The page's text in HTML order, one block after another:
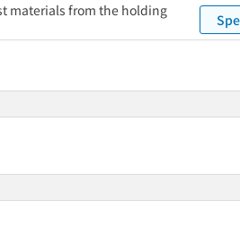
materials from the holding